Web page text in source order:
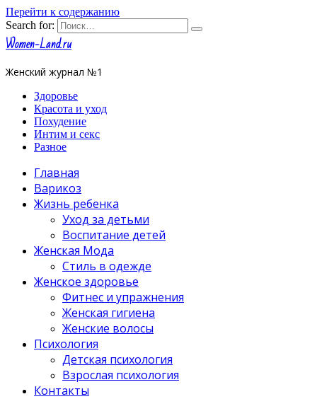
Перейти к содержанию
Search for:
Women-Land.ru
Женский журнал №1
Здоровье
Красота и уход
Похудение
Интим и секс
Разное
Главная
Варикоз
Жизнь ребенка
Уход за детьми
Воспитание детей
Женская Мода
Стиль в одежде
Женское здоровье
Фитнес и упражнения
Женская гигиена
Женские волосы
Психология
Детская психология
Взрослая психология
Контакты